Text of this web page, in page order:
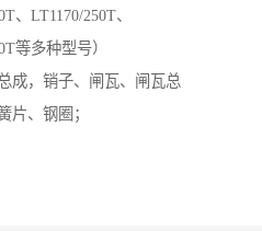
、LT1170/250T、
等多种型号）
成，销子、闸瓦、闸瓦总
片、钢圈；